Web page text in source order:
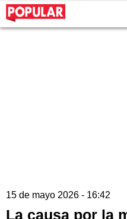
15 de mayo 2026 - 16:42
La causa por la